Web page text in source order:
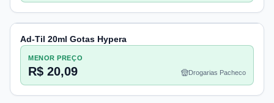
Ad-Til 20ml Gotas Hypera
MENOR PREÇO
R$ 20,09 Drogarias Pacheco